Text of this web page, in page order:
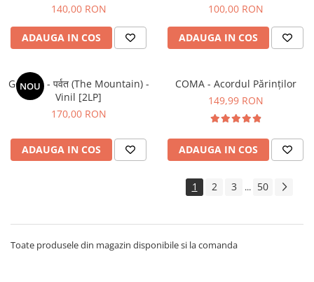
140,00 RON
ADAUGA IN COS
100,00 RON
ADAUGA IN COS
NOU
Gorillaz - पर्वत (The Mountain) -
Vinil [2LP]
170,00 RON
ADAUGA IN COS
COMA - Acordul Părinților
149,99 RON
ADAUGA IN COS
1 2 3 ... 50
Toate produsele din magazin disponibile si la comanda